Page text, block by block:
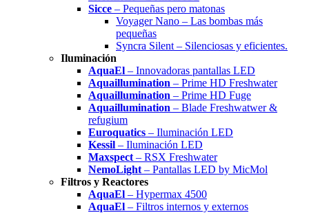
Sicce – Pequeñas pero matonas
Voyager Nano – Las bombas más
pequeñas
Syncra Silent – Silenciosas y eficientes.
Iluminación
AquaEl – Innovadoras pantallas LED
Aquaillumination – Prime HD Freshwater
Aquaillumination – Prime HD Fuge
Aquaillumination – Blade Freshwatwer &
refugium
Euroquatics – Iluminación LED
Kessil – Iluminación LED
Maxspect – RSX Freshwater
NemoLight – Pantallas LED by MicMol
Filtros y Reactores
AquaEl – Hypermax 4500
AquaEl – Filtros internos y externos